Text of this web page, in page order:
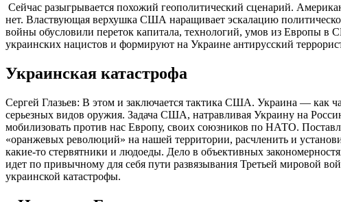
Сейчас разыгрывается похожий геополитический сценарий.
нет. Властвующая верхушка США наращивает эскалацию
войны обусловили переток капитала, технологий, умов из Европы
украинских нацистов и формируют на Украине антирусский
Украинская катастрофа
Сергей Глазьев: В этом и заключается тактика США. Украина — как
серьезных видов оружия. Задача США, натравливая Украину на
мобилизовать против нас Европу, своих союзников по НАТО.
«оранжевых революций» на нашей территории, расчленить и
какие-то стервятники и людоеды. Дело в объективных
идет по привычному для себя пути развязывания Третьей мировой
украинской катастрофы.